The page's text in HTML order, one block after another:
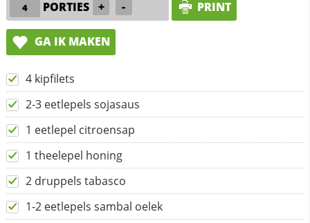
PORTIES + - PRINT
GA IK MAKEN
4 kipfilets
2-3 eetlepels sojasaus
1 eetlepel citroensap
1 theelepel honing
2 druppels tabasco
1-2 eetlepels sambal oelek